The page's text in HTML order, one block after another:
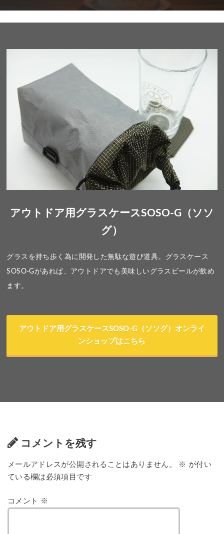
アウトドア用グラスケースSOSO-G（ソソ
グ）
グラスを持ち歩く為に開発した無駄な遊び道具。グラスケース
SOSO-Gがあれば、アウトドアでも美味しいグラスビールが飲め
ます。
アウトドア用グラスケースSOSO-G（ソソグ）オンライ
ンショップはこちら
コメントを残す
メールアドレスが公開されることはありません。 ※ が付い
ている欄は必須項目です
コメント ※